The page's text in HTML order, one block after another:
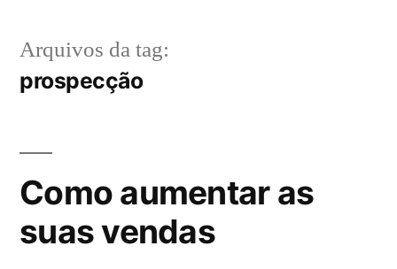
Arquivos da tag:
prospecção
Como aumentar as
suas vendas